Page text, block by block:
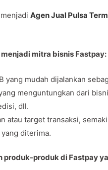
Agen Jual Pulsa
mitra bisnis Fastpay:
yang mudah dijalankan
menguntungkan dari
dll.
atau target transaksi,
diterima.
produk-produk di Fastpay